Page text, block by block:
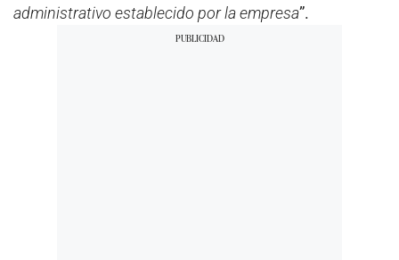
administrativo establecido por la empresa”.